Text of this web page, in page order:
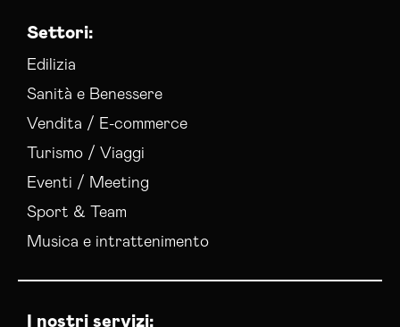
Settori:
Edilizia
Sanità e Benessere
Vendita / E-commerce
Turismo / Viaggi
Eventi / Meeting
Sport & Team
Musica e intrattenimento
I nostri servizi: